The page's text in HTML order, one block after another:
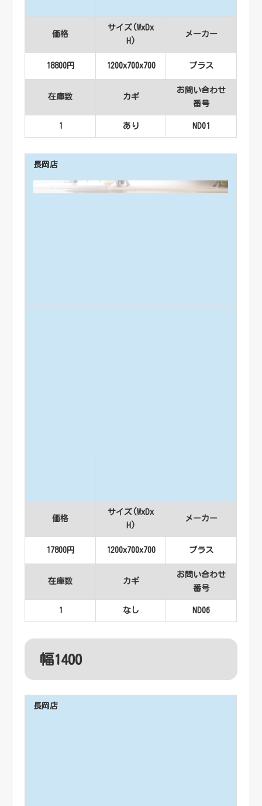
価格
サイズ(WxDx
H)
メーカー
18800円 1200x700x700 プラス
在庫数 カギ
お問い合わせ
番号
1 あり ND01
長岡店
価格
サイズ(WxDx
H)
メーカー
17800円 1200x700x700 プラス
在庫数 カギ
お問い合わせ
番号
1 なし ND06
幅1400
長岡店